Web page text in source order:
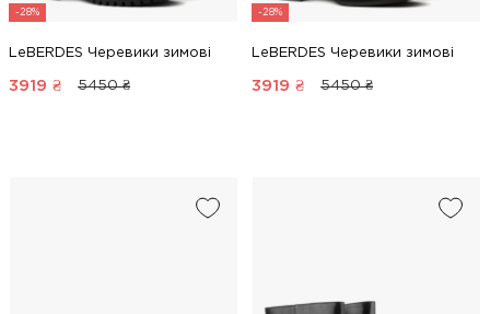
-28%
LeBERDES Черевики зимові
3919 ₴ 5450 ₴
-28%
LeBERDES Черевики зимові
3919 ₴ 5450 ₴